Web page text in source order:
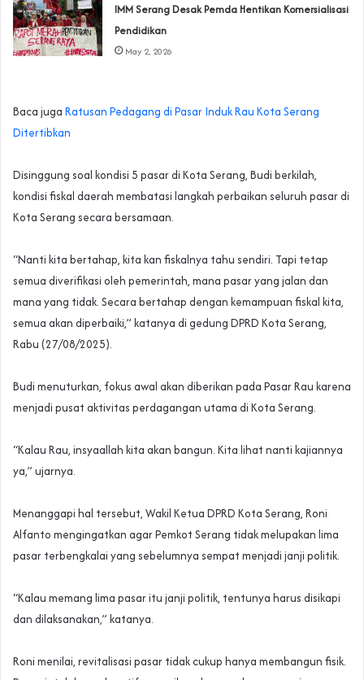
IMM Serang Desak Pemda Hentikan Komersialisasi
Pendidikan
May 2, 2026
Baca juga Ratusan Pedagang di Pasar Induk Rau Kota Serang
Ditertibkan
‎Disinggung soal kondisi 5 pasar di Kota Serang, Budi berkilah,
kondisi fiskal daerah membatasi langkah perbaikan seluruh pasar di
Kota Serang secara bersamaan.
‎“Nanti kita bertahap, kita kan fiskalnya tahu sendiri. Tapi tetap
semua diverifikasi oleh pemerintah, mana pasar yang jalan dan
mana yang tidak. Secara bertahap dengan kemampuan fiskal kita,
semua akan diperbaiki,” katanya di gedung DPRD Kota Serang,
Rabu (27/08/2025).
‎Budi menuturkan, fokus awal akan diberikan pada Pasar Rau karena
menjadi pusat aktivitas perdagangan utama di Kota Serang.
‎“Kalau Rau, insyaallah kita akan bangun. Kita lihat nanti kajiannya
ya,” ujarnya.
‎Menanggapi hal tersebut, Wakil Ketua DPRD Kota Serang, Roni
Alfanto mengingatkan agar Pemkot Serang tidak melupakan lima
pasar terbengkalai yang sebelumnya sempat menjadi janji politik.
‎“Kalau memang lima pasar itu janji politik, tentunya harus disikapi
dan dilaksanakan,” katanya.
‎Roni menilai, revitalisasi pasar tidak cukup hanya membangun fisik.